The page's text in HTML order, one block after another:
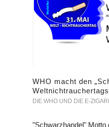
WHO macht den
DIE WHO UND DIE E-
"Schwarzhandel" Motto